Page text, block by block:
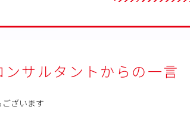
ンサルタントからの一言
ざいます